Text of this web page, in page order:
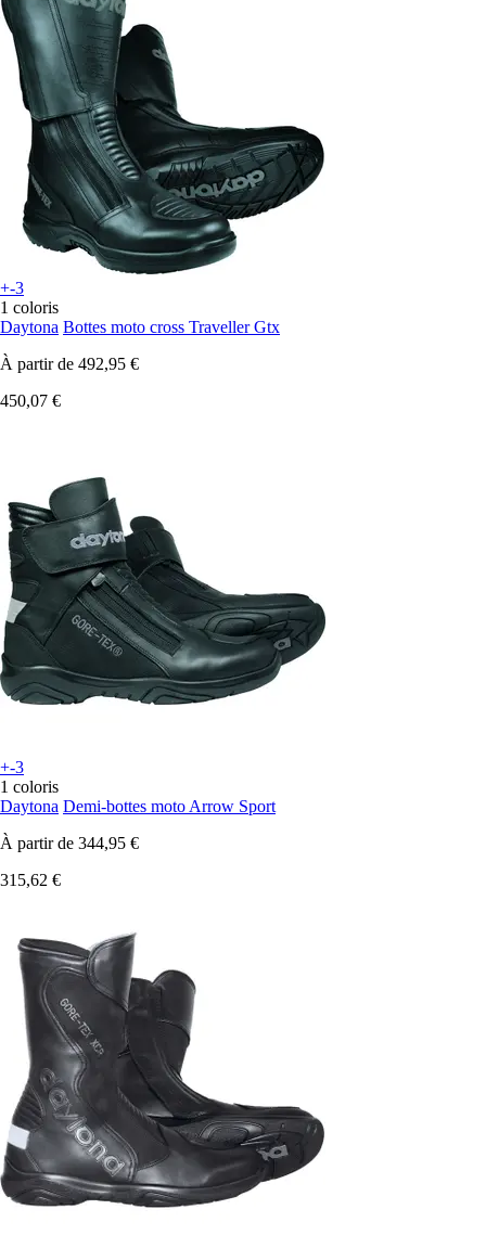
+-3
1 coloris
Daytona Bottes moto cross Traveller Gtx
À partir de 492,95 €
450,07 €
+-3
1 coloris
Daytona Demi-bottes moto Arrow Sport
À partir de 344,95 €
315,62 €